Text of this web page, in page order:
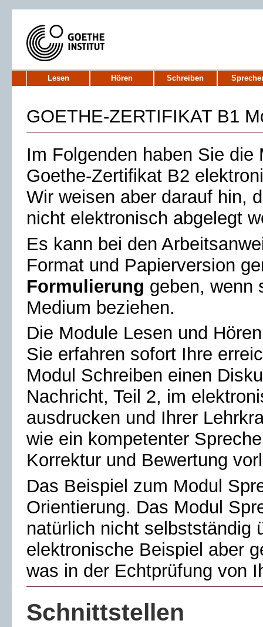
Lesen Hören Schreiben
GOETHE-ZERTIFIKAT B1
Im Folgenden haben Sie
Goethe-Zertifikat B2
Wir weisen aber darauf hin,
nicht elektronisch abgelegt
Es kann bei den
Format und Papierversion
Formulierung geben, wenn
Medium beziehen.
Die Module Lesen und
Sie erfahren sofort Ihre
Modul Schreiben einen
Nachricht, Teil 2, im
ausdrucken und Ihrer
wie ein kompetenter
Korrektur und Bewertung
Das Beispiel zum Modul
Orientierung. Das Modul
natürlich nicht selbstständig
elektronische Beispiel aber
was in der Echtprüfung von
Schnittstellen